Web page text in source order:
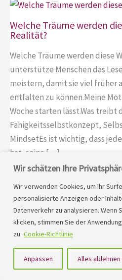
Wir schätzen Ihre
Wir verwenden Cookies, um Ihr
personalisierte Anzeigen oder
Datenverkehr zu analysieren. Wenn
klicken, stimmen Sie der
zu. Cookie-Richtlinie
Anpassen Alles ablehnen
Welche Träume werden
Realität?
Welche Träume werden diese
unterstütze Menschen das
meistern, damit sie viel früher
entfalten zu können.Meine
Woche starten lässt.Was treibt
Fähigkeitsselbstkonzept,
MindsetEs ist wichtig, dass
hat, seine […]
Potenzialfrei?! Podcast –
Potenzialfrei?! Podcast –
nach inspirierenden